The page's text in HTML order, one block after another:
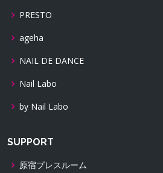
PRESTO
ageha
NAIL DE DANCE
Nail Labo
by Nail Labo
SUPPORT
原宿プレスルーム